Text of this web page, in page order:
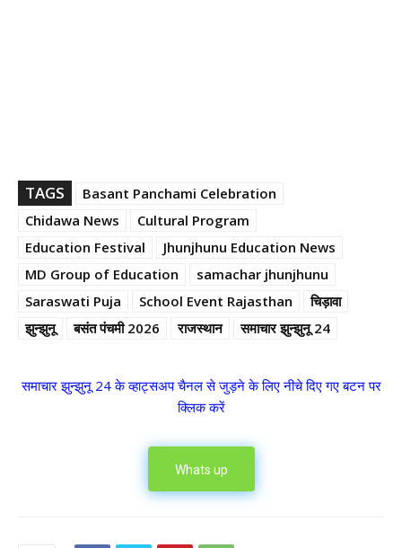
TAGS
Basant Panchami Celebration
Chidawa News
Cultural Program
Education Festival
Jhunjhunu Education News
MD Group of Education
samachar jhunjhunu
Saraswati Puja
School Event Rajasthan
चिड़ावा
झुन्झुनू
बसंत पंचमी 2026 राजस्थान समाचार झुन्झुनू 24
समाचार झुन्झुनू 24 के व्हाट्सअप चैनल से जुड़ने के लिए नीचे दिए गए बटन पर
क्लिक करें
Whats up